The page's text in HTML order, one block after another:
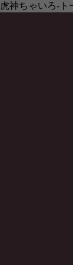
虎神ちゃいろ-ト